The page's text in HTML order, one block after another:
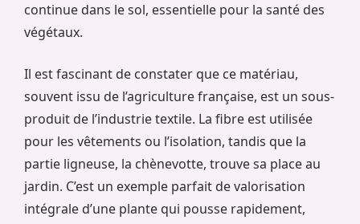
continue dans le sol, essentielle pour la santé des
végétaux.
Il est fascinant de constater que ce matériau,
souvent issu de l’agriculture française, est un sous-
produit de l’industrie textile. La fibre est utilisée
pour les vêtements ou l’isolation, tandis que la
partie ligneuse, la chènevotte, trouve sa place au
jardin. C’est un exemple parfait de valorisation
intégrale d’une plante qui pousse rapidement,